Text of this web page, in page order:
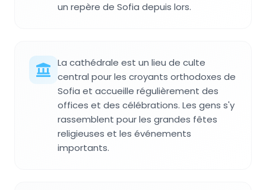
un repère de Sofia depuis lors.
La cathédrale est un lieu de culte
central pour les croyants orthodoxes de
Sofia et accueille régulièrement des
offices et des célébrations. Les gens s'y
rassemblent pour les grandes fêtes
religieuses et les événements
importants.